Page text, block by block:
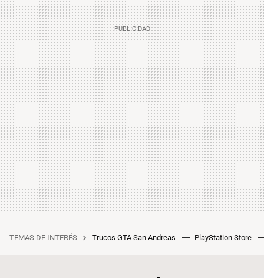
TEMAS DE INTERÉS Trucos GTA San Andreas PlayStation Store